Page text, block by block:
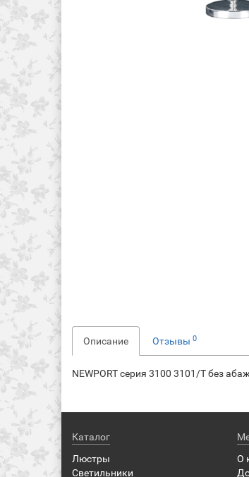
Описание Отзывы 0
NEWPORT серия 3100 3101/T без
Каталог
Люстры
Светильники
О